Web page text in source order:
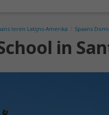
leren Latijns-Amerika Spaans
in